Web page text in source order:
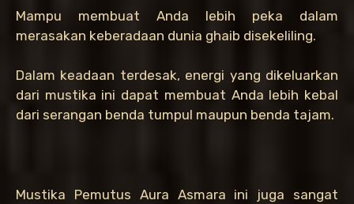
Mampu membuat Anda lebih peka dalam
merasakan keberadaan dunia ghaib disekeliling.
Dalam keadaan terdesak, energi yang dikeluarkan
dari mustika ini dapat membuat Anda lebih kebal
dari serangan benda tumpul maupun benda tajam.
Mustika Pemutus Aura Asmara ini juga sangat